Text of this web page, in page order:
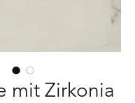
mit Zirkonia